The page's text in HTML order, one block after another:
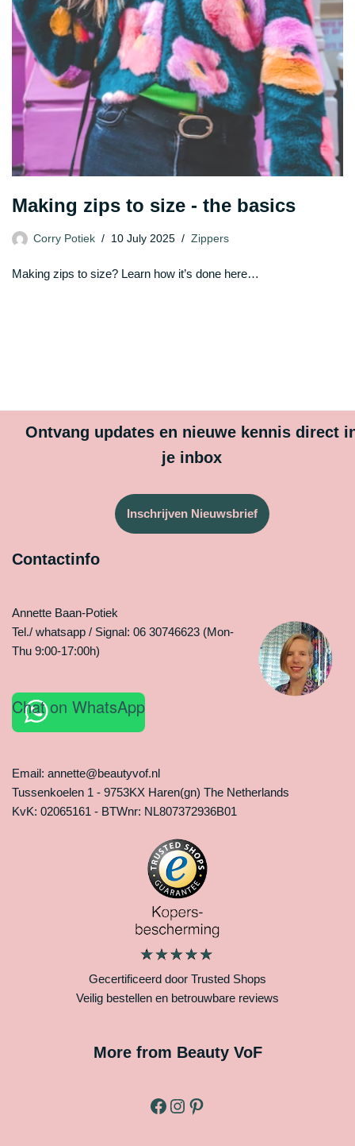
Making zips to size - the basics
Corry Potiek 10 July 2025 Zippers
Making zips to size? Learn how it’s done here…
Ontvang updates en nieuwe kennis direct
je inbox
Inschrijven Nieuwsbrief
Contactinfo
Annette Baan-Potiek
Tel./ whatsapp / Signal: 06 30746623 (Mon-
Thu 9:00-17:00h)
Chat on WhatsApp
Email: annette@beautyvof.nl
Tussenkoelen 1 - 9753KX Haren(gn) The Netherlands
KvK: 02065161 - BTWnr: NL807372936B01
Gecertificeerd door Trusted Shops
Veilig bestellen en betrouwbare reviews
More from Beauty VoF